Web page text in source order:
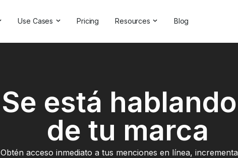
Use Cases
Comprehensive Reports
Customer Feedback
Pricing Resources
Brand Checker
Webinars
Blog
Se está hablando
de tu marca
Obtén acceso inmediato a tus menciones en línea, incrementa